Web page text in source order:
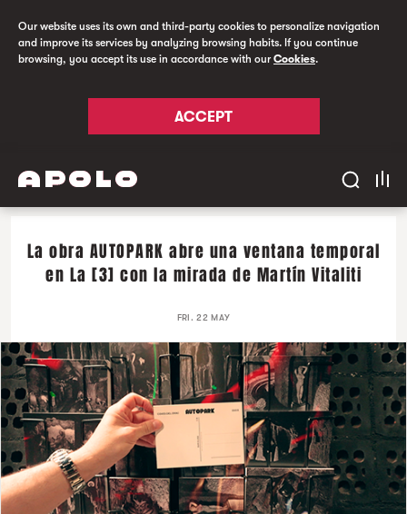
Our website uses its own and third-party cookies to personalize navigation
and improve its services by analyzing browsing habits. If you continue
browsing, you accept its use in accordance with ourCookies.
ACCEPT
La obra AUTOPARK abre una ventana temporal
en La [3] con la mirada de Martín Vitaliti
FRI. 22 MAY